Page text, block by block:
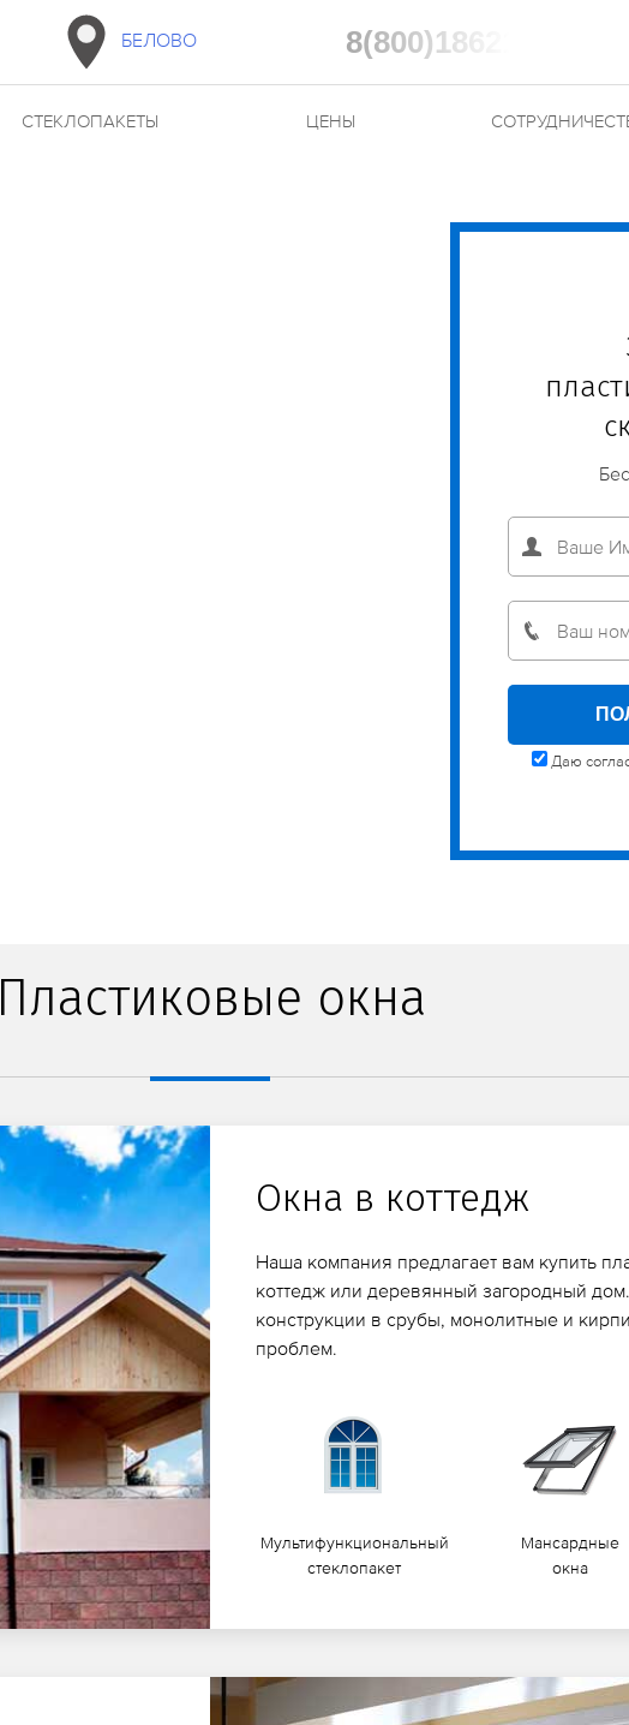
БЕЛОВО 8(800)1862102
СТЕКЛОПАКЕТЫ ЦЕНЫ
Даю
Пластиковые окна
Окна в коттедж
Наша компания предлагает вам купить
коттедж или деревянный загородный
конструкции в срубы, монолитные и
проблем.
Мультифункциональный
стеклопакет
Мансардные
окна